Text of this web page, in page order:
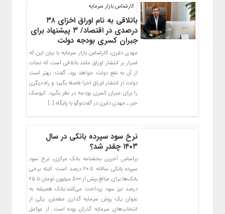
کارشناس بازار سرمایه
باتلاقی به نام اوراق اخزای ۳۸
درصدی در اقتصاد/ ۳ پیشنهاد برای
جبران کسری بودجه دولت
مهدی دلبری، کارشناس بازار سرمایه با بیان این که
اصرار بر انتشار اوراق مانند باتلاقی است که نجات
از آن به نفع دولت خواهد بود، گفت: بهتر است
دولت از انتشار اوراق اخزا فاصله بگیرد و راه دیگری
را برای جبران کسری بودجه در نظر بگیرد. کیوسک
خبر ـ مهدی دلبری در گفت‌وگو با پایگاه […]
نرخ سود سپرده بانکی در سال
۱۴۰۳ چقدر شد؟
براساس آخرین بخشنامه بانک مرکزی، نرخ سود
سپرده بانکی سالانه ۲۰.۵ درصد است؛ البته برخی
بانک‌ها برای مبالغ بیش از ۵۰۰ میلیون تومان تا ۲۵
درصد نیز سود پرداخت می‌کنند.بانک همیشه به
عنوان یک روش سرمایه گذاری مطمئن، یکی از
انتخاب‌های سرمایه گذران بوده است. از عوامل